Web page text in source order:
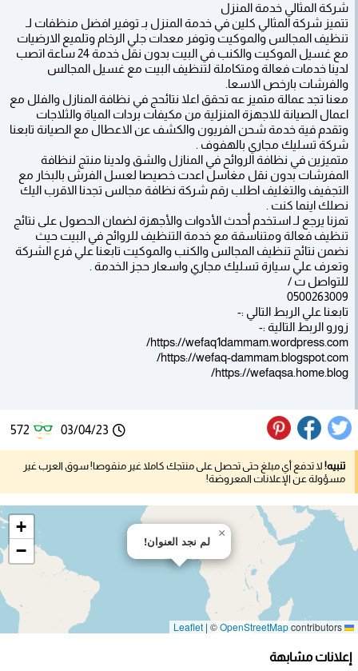
شركة المثالي خدمة المنزل
تتميز شركة المثالي كلين في خدمة المنزل بـ توفير افضل منظفات لـ
تنظيف المجالس والموكيت وتوفر معدات جلي الرخام وتلميع الارضيات
مع غسيل الموكيت والكنب في البيت بدون نقل خدمة 24 ساعة اتصب
لدينا خدمات فعالة ومتكاملة لتنظيف البيت مع غسيل المجالس
والفرشات بارخص الاسعا.
معنا تجد عمالة متميز عه تحقق اعلا نتائحج في نظافة المنازل والفلل مع
اعمال الصيانة للاجهزة المنزلية من مكيفات بردات المياة والثلاجات
وتقدم فية خدمة شحن الفريون والكشف عن الاعطال مع الصيانة تابعنا
شركة تسليك مجاري بالهفوف .
متميزين في نظافة الروائح في المنازل والشق ولدينا منتج لنظافة
المفرشات بدون نقل مغاسل اعدت خصيصا لعسل الفرش بالبخار مع
التجفيف والتغليف اطلب رقم شركة نظافة مجالس تجدنا الاقرب اليك
نصلك اينما كنت .
تمزنا يرجع لـ استخدم أحدث الأدوات والأجهزة لضمان الحصول على نتائج
تنظيف فعالة ومتناسقة مع خدمة التنظيف للروائح في البيت حيث
نضمن نتائج تنظيف المجالس والكنب والموكيت تابعنا علي فرع الشركة
وتعرف علي سيارة تسليك مجاري واسعار حجز الخدمة .
للتواصل ت /
0500263009
تابعنا علي الربط التالي :-
زورو الربط التالية :-
https://wefaq1dammam.wordpress.com/
https://wefaq-dammam.blogspot.com/
https://wefaqsa.home.blog/
03/04/23
572
تنبيه! لا تدفع أي مبلغ حتى تحصل على منتجك كاملا غير منقوصا! سوق العرب غير
مسؤولة عن الإعلانات المعروضة!
لم نجد العنوان!
×
+
−
| ©OpenStreetMapcontributors
إعلانات مشابهة